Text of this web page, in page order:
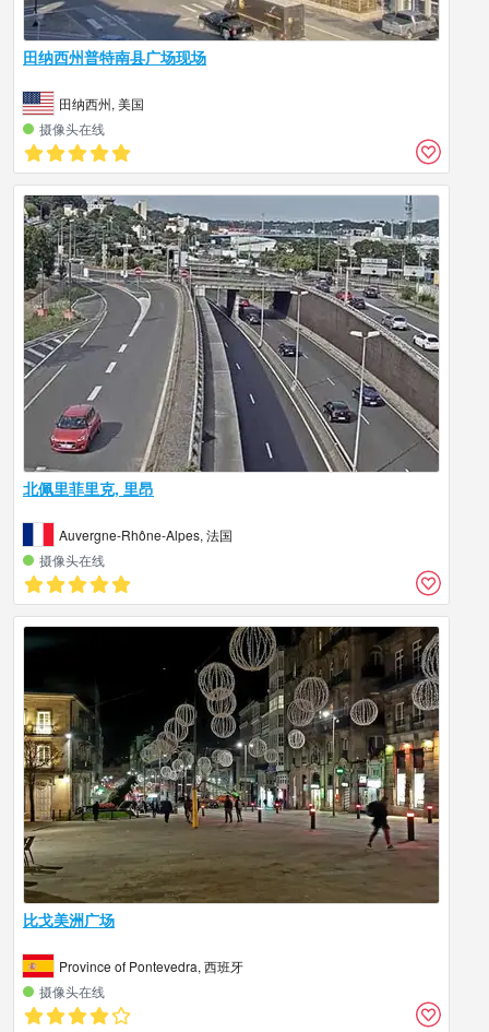
田纳西州普特南县广场现场
田纳西州, 美国
摄像头在线
北佩里菲里克, 里昂
Auvergne-Rhône-Alpes, 法国
摄像头在线
比戈美洲广场
Province of Pontevedra, 西班牙
摄像头在线